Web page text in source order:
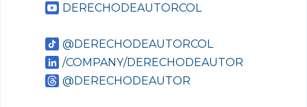
DERECHODEAUTORCOL
@DERECHODEAUTORCOL
/COMPANY/DERECHODEAUTOR
@DERECHODEAUTOR